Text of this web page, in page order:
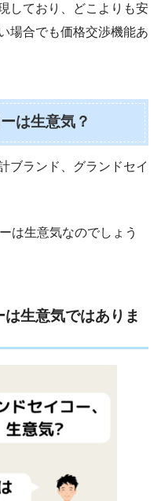
しており、どこよりも安
場合でも価格交渉機能あ
は生意気？
ブランド、グランドセイ
は生意気なのでしょう
生意気ではありま